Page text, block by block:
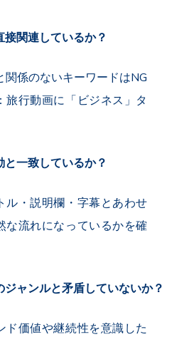
関連しているか？
関係のないキーワードはNG
旅行動画に「ビジネス」タ
一致しているか？
ル・説明欄・字幕とあわせ
な流れになっているかを確
ャンルと矛盾していないか？
ド価値や継続性を意識した